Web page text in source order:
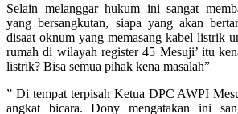
Selain melanggar hukum ini sangat
yang bersangkutan, siapa yang akan
disaat oknum yang memasang kabel listrik
rumah di wilayah register 45 Mesuji’ itu
listrik? Bisa semua pihak kena masalah”
” Di tempat terpisah Ketua DPC AWPI
angkat bicara. Dony mengatakan ini